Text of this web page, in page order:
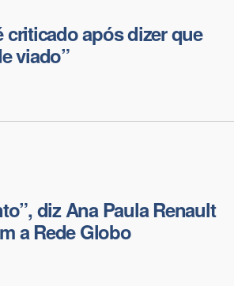
após dizer que
viado”
diz Ana Paula Renault
a Rede Globo